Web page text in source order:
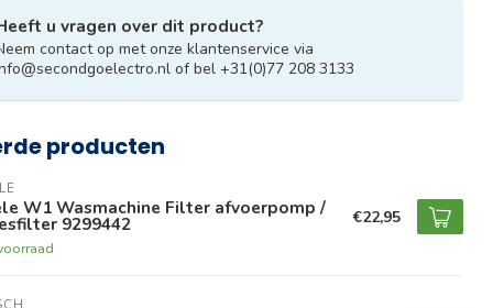
u vragen over dit product?
contact op met onze klantenservice via
of bel +31(0)77 208 3133
producten
W1 Wasmachine Filter afvoerpomp /
9299442 €22,95